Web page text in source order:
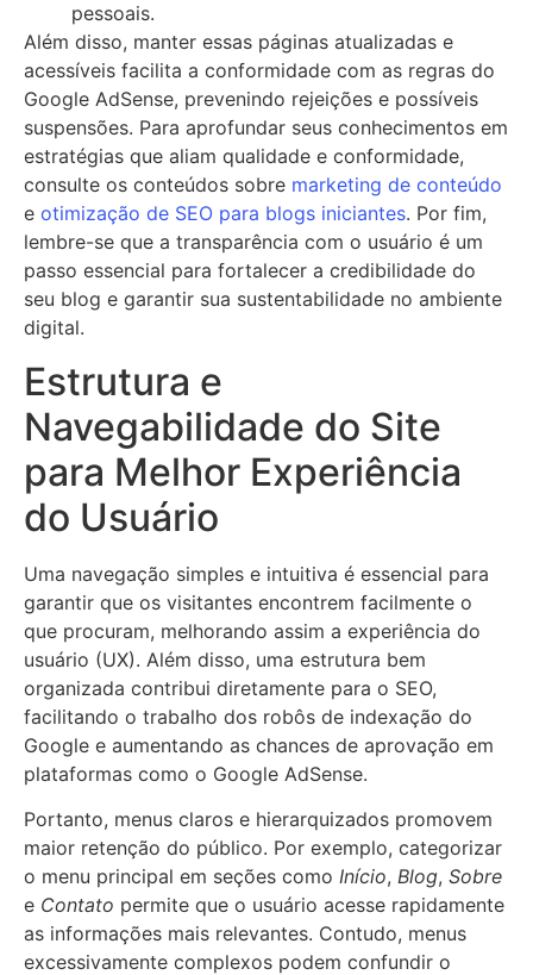
pessoais.
Além disso, manter essas páginas atualizadas e
acessíveis facilita a conformidade com as regras do
Google AdSense, prevenindo rejeições e possíveis
suspensões. Para aprofundar seus conhecimentos em
estratégias que aliam qualidade e conformidade,
consulte os conteúdos sobre marketing de conteúdo
e otimização de SEO para blogs iniciantes. Por fim,
lembre-se que a transparência com o usuário é um
passo essencial para fortalecer a credibilidade do
seu blog e garantir sua sustentabilidade no ambiente
digital.
Estrutura e
Navegabilidade do Site
para Melhor Experiência
do Usuário
Uma navegação simples e intuitiva é essencial para
garantir que os visitantes encontrem facilmente o
que procuram, melhorando assim a experiência do
usuário (UX). Além disso, uma estrutura bem
organizada contribui diretamente para o SEO,
facilitando o trabalho dos robôs de indexação do
Google e aumentando as chances de aprovação em
plataformas como o Google AdSense.
Portanto, menus claros e hierarquizados promovem
maior retenção do público. Por exemplo, categorizar
o menu principal em seções como Início, Blog, Sobre
e Contato permite que o usuário acesse rapidamente
as informações mais relevantes. Contudo, menus
excessivamente complexos podem confundir o